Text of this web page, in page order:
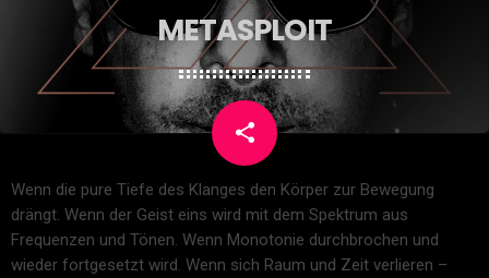
METASPLOIT
share
email
Wenn die pure Tiefe des Klanges den Körper zur Bewegung
drängt. Wenn der Geist eins wird mit dem Spektrum aus
Frequenzen und Tönen. Wenn Monotonie durchbrochen und
wieder fortgesetzt wird. Wenn sich Raum und Zeit verlieren –